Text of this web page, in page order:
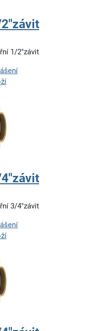
1/2"závit
3/4"závit